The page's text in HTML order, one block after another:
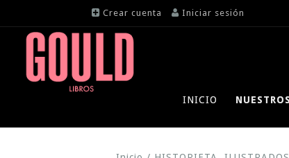
Crear cuenta Iniciar sesión
INICIO